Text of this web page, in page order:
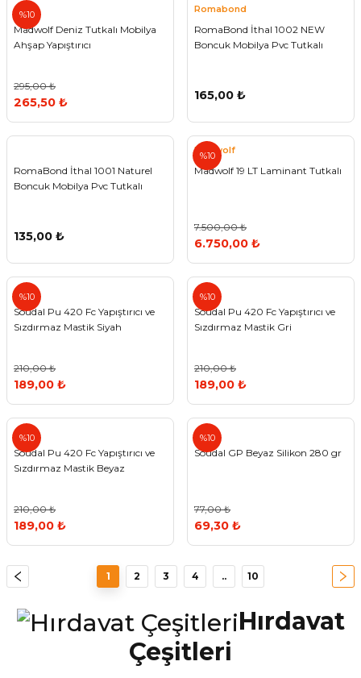
%10
Madwolf Deniz Tutkalı Mobilya
Ahşap Yapıştırıcı
295,00 ₺
265,50 ₺
Romabond
RomaBond İthal 1002 NEW
Boncuk Mobilya Pvc Tutkalı
165,00 ₺
RomaBond İthal 1001 Naturel
Boncuk Mobilya Pvc Tutkalı
135,00 ₺
%10
Madwolf
Madwolf 19 LT Laminant Tutkalı
7.500,00 ₺
6.750,00 ₺
%10
Soudal Pu 420 Fc Yapıştırıcı ve
Sızdırmaz Mastik Siyah
210,00 ₺
189,00 ₺
%10
Soudal Pu 420 Fc Yapıştırıcı ve
Sızdırmaz Mastik Gri
210,00 ₺
189,00 ₺
%10
Soudal Pu 420 Fc Yapıştırıcı ve
Sızdırmaz Mastik Beyaz
210,00 ₺
189,00 ₺
%10
Soudal GP Beyaz Silikon 280 gr
77,00 ₺
69,30 ₺
1 2 3 4 .. 10
Hırdavat
Çeşitleri